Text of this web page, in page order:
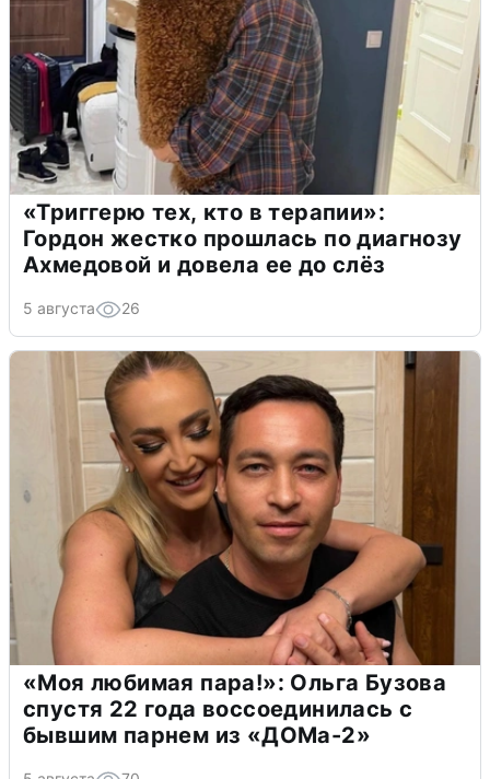
«Триггерю тех, кто в терапии»:
Гордон жестко прошлась по диагнозу
Ахмедовой и довела ее до слёз
5 августа 26
«Моя любимая пара!»: Ольга Бузова
спустя 22 года воссоединилась с
бывшим парнем из «ДОМа-2»